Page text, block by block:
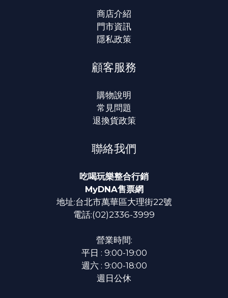
商店介紹
門市資訊
隱私政策
顧客服務
購物說明
常見問題
退換貨政策
聯絡我們
吃喝玩樂整合行銷
MyDNA售票網
地址:台北市萬華區大理街22號
電話:(02)2336-3999
營業時間:
平日 : 9:00-19:00
週六 : 9:00-18:00
週日公休